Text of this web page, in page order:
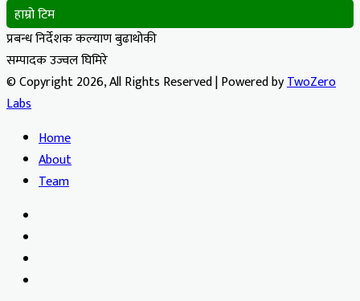
हाम्रो टिम
प्रबन्ध निर्देशक कल्याण बुढाथोकी
सम्पादक उज्वल घिमिरे
© Copyright 2026, All Rights Reserved | Powered byTwoZero
Labs
Home
About
Team